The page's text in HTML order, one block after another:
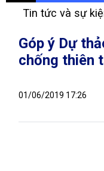
Tin tức và sự
Góp ý Dự
chống thiên
01/06/2019 17:26